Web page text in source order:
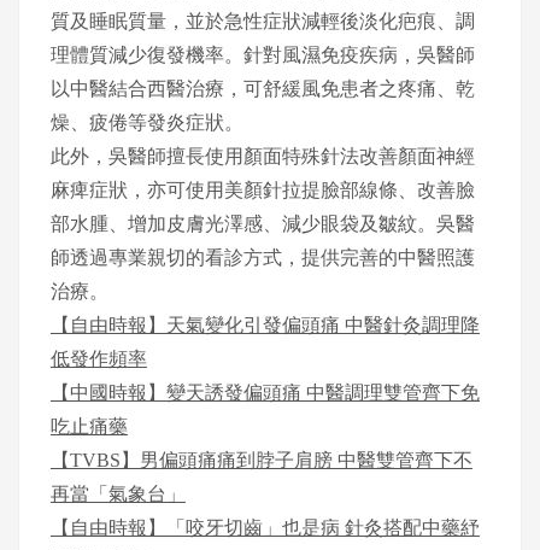
質及睡眠質量，並於急性症狀減輕後淡化疤痕、調
理體質減少復發機率。針對風濕免疫疾病，吳醫師
以中醫結合西醫治療，可舒緩風免患者之疼痛、乾
燥、疲倦等發炎症狀。
此外，吳醫師擅長使用顏面特殊針法改善顏面神經
麻痺症狀，亦可使用美顏針拉提臉部線條、改善臉
部水腫、增加皮膚光澤感、減少眼袋及皺紋。吳醫
師透過專業親切的看診方式，提供完善的中醫照護
治療。
【自由時報】天氣變化引發偏頭痛 中醫針灸調理降
低發作頻率
【中國時報】變天誘發偏頭痛 中醫調理雙管齊下免
吃止痛藥
【TVBS】男偏頭痛痛到脖子肩膀 中醫雙管齊下不
再當「氣象台」
【自由時報】「咬牙切齒」也是病 針灸搭配中藥紓